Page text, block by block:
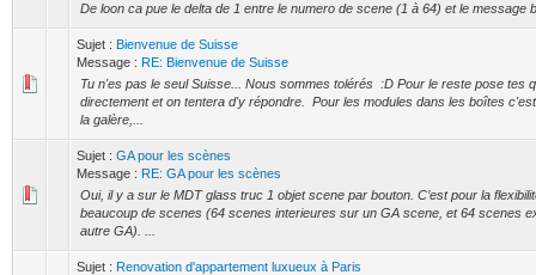
De loon ca pue le delta de 1 entre le numero de scene (1 à 64) et le message
Sujet : Bienvenue de Suisse
Message : RE: Bienvenue de Suisse
Tu n'es pas le seul Suisse... Nous sommes tolérés :D Pour le reste pose tes
directement et on tentera d'y répondre. Pour les modules dans les boîtes
la galère,...
Sujet : GA pour les scènes
Message : RE: GA pour les scènes
Oui, il y a sur le MDT glass truc 1 objet scene par bouton. C’est pour la
beaucoup de scenes (64 scenes interieures sur un GA scene, et 64 scenes
autre GA). ...
Sujet : Renovation d'appartement luxueux à Paris